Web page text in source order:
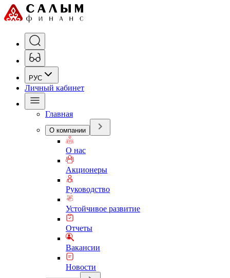
РУС
Личный кабинет
Главная
О компании
О нас
Акционеры
Руководство
Устойчивое развитие
Отчеты
Вакансии
Новости